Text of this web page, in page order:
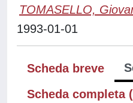
TOMASELLO,
1993-01-01
Scheda breve
Scheda completa